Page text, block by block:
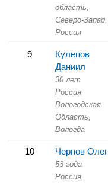
область,
Северо-Запад,
Россия
9
Кулепов
Даниил
30 лет
Россия,
Вологодская
Область,
Вологда
10 Чернов Олег
53 года
Россия,